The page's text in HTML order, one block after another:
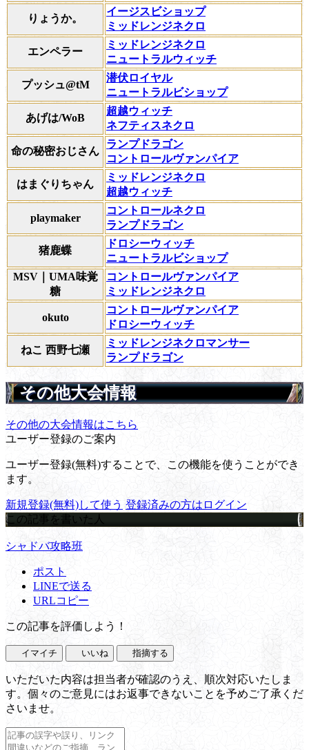
りょうか。
イージスビショップ
ミッドレンジネクロ
エンペラー
ミッドレンジネクロ
ニュートラルウィッチ
プッシュ@tM
潜伏ロイヤル
ニュートラルビショップ
あげは/WoB
超越ウィッチ
ネフティスネクロ
命の秘密おじさん
ランプドラゴン
コントロールヴァンパイア
はまぐりちゃん
ミッドレンジネクロ
超越ウィッチ
playmaker
コントロールネクロ
ランプドラゴン
猪鹿蝶
ドロシーウィッチ
ニュートラルビショップ
MSV｜UMA味覚
糖
コントロールヴァンパイア
ミッドレンジネクロ
okuto
コントロールヴァンパイア
ドロシーウィッチ
ねこ 西野七瀬
ミッドレンジネクロマンサー
ランプドラゴン
その他大会情報
その他の大会情報はこちら
ユーザー登録のご案内
ユーザー登録(無料)することで、この機能を使うことができ
ます。
新規登録(無料)して使う 登録済みの方はログイン
この記事を書いた人
シャドバ攻略班
ポスト
LINEで送る
URLコピー
この記事を評価しよう！
イマイチ いいね 指摘する
いただいた内容は担当者が確認のうえ、順次対応いたしま
す。個々のご意見にはお返事できないことを予めご了承くだ
さいませ。